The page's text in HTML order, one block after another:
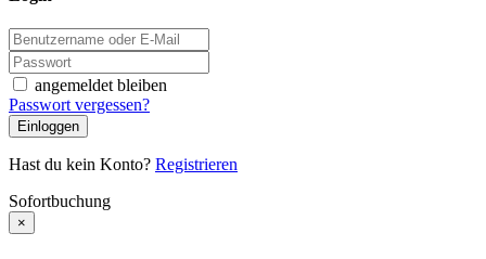
angemeldet bleiben
Passwort vergessen?
Einloggen
Hast du kein Konto? Registrieren
Sofortbuchung
×